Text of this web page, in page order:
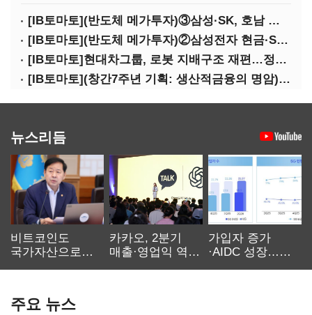
[IB토마토](반도체 메가투자)③삼성·SK, 호남 동시 출격…인력·협력사 쟁탈전
[IB토마토](반도체 메가투자)②삼성전자 현금·SDI 차입…엇갈린 2655조 투자체력
[IB토마토]현대차그룹, 로봇 지배구조 재편…정의선 1245억 추가 투입 유력
[IB토마토](창간7주년 기획: 생산적금융의 명암)③선택받은 산업, 커진 자금격차
뉴스리듬
비트코인도
국가자산으로…'
카카오, 2분기
매출·영업익 역대
가입자 증가
·AIDC 성장…
주요 뉴스